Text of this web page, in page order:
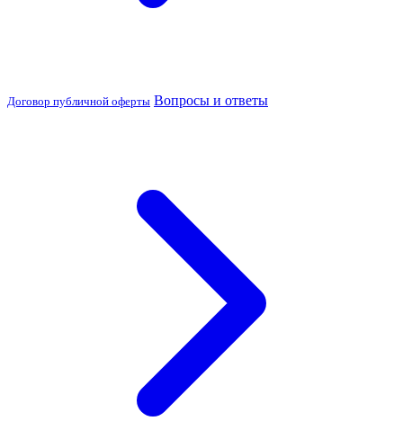
Договор публичной оферты Вопросы и ответы